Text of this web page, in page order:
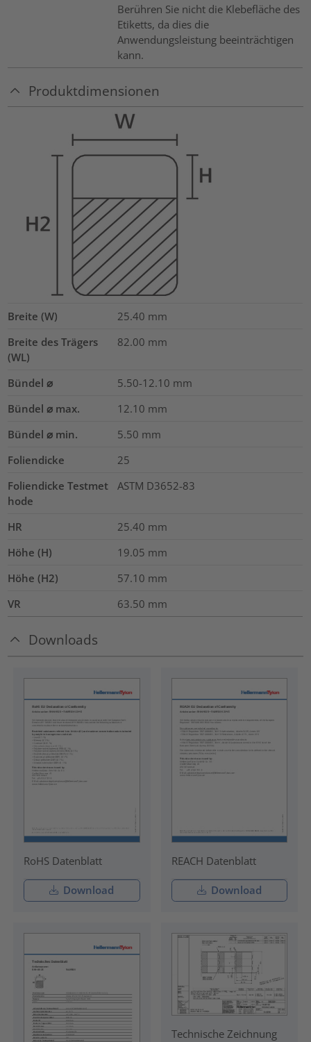
Berühren Sie nicht die Klebefläche des
Etiketts, da dies die
Anwendungsleistung beeinträchtigen
kann.
Produktdimensionen
Breite (W) 25.40 mm
Breite des Trägers
(WL)
82.00 mm
Bündel ⌀ 5.50-12.10 mm
Bündel ⌀ max.
12.10 mm
Bündel ⌀ min.
5.50 mm
Foliendicke
25
Foliendicke Testmet
hode
ASTM D3652-83
HR 25.40 mm
Höhe (H)
19.05 mm
Höhe (H2)
57.10 mm
VR
63.50 mm
Downloads
RoHS Datenblatt
Download
REACH Datenblatt
Download
Technische Zeichnung